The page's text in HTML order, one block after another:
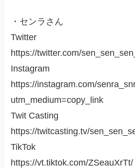
・センラさん
Twitter
https://twitter.com/
Instagram
https://instagram.com/
utm_medium=copy_link
Twit Casting
https://twitcasting.tv/
TikTok
https://vt.tiktok.com/ZSeauXrTt/